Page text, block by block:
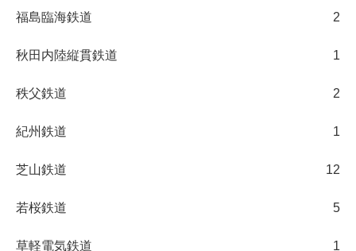
福島臨海鉄道 2
秋田内陸縦貫鉄道 1
秩父鉄道 2
紀州鉄道 1
芝山鉄道 12
若桜鉄道 5
草軽電気鉄道 1